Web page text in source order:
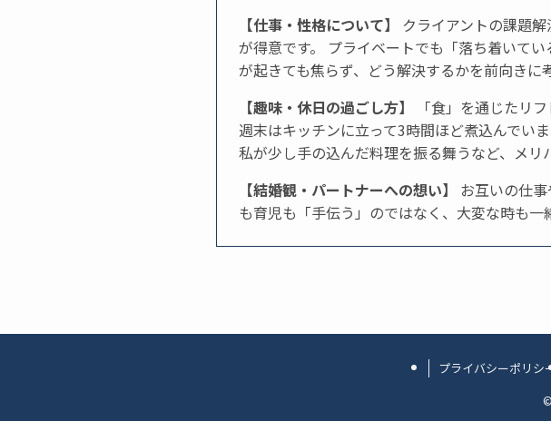
【仕事・性格について】
クライアントの課題
が得意です。 プライベートでも「落ち着いて
が起きても焦らず、どう解決するかを前向きに
【趣味・休日の過ごし方】
「食」を通じたリ
週末はキッチンに立って3時間ほど煮込んでい
私が少し手の込んだ料理を振る舞うなど、メリ
【結婚観・パートナーへの想い】
お互いの仕
も育児も「手伝う」のではなく、大変な時も一
プライバシーポリシ
©